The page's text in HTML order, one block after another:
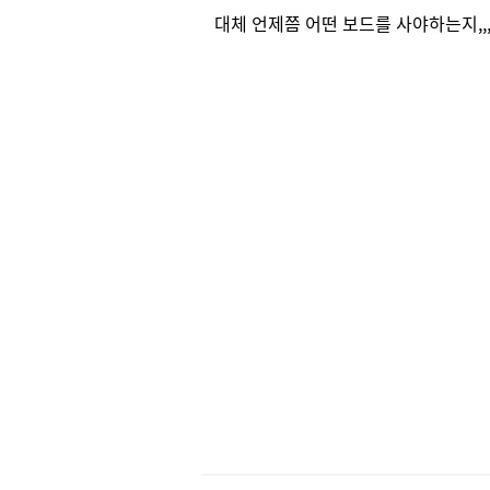
대체 언제쯤 어떤 보드를 사야하는지,,,